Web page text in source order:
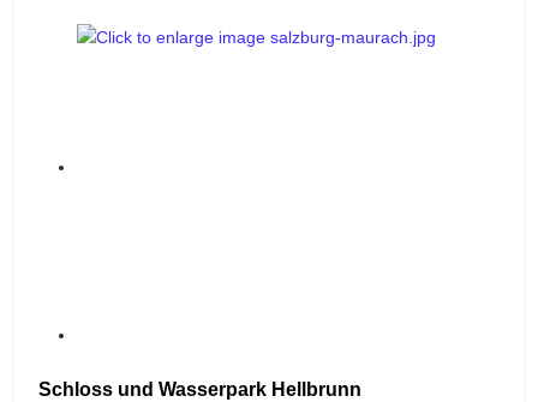
Schloss und Wasserpark Hellbrunn